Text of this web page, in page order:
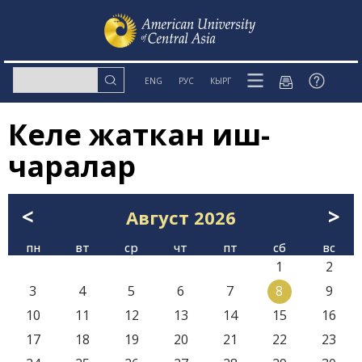
ENG РУС КЫРГ
Келе жаткан иш-
чаралар
< Август 2026 >
пн вт ср чт пт сб вс
1
2
3
4 5 6 7 8
9
10
11 12 13 14 15
16
17
18 19 20 21 22
23